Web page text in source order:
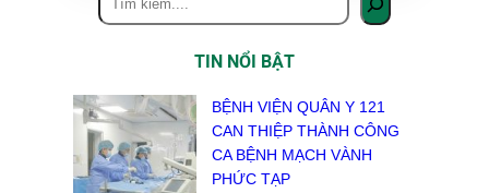
TIN NỔI BẬT
BỆNH VIỆN QUÂN Y 121
CAN THIỆP THÀNH CÔNG
CA BỆNH MẠCH VÀNH
PHỨC TẠP